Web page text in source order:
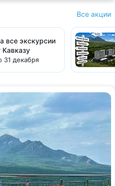
Все акции
все экскурсии
31 декабря